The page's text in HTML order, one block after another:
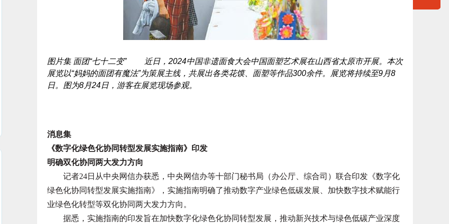
图片集 面团“七十二变” 近日，2024中国非遗面食大会中国面塑艺术展在山西省太原市开展。本次
展览以“妈妈的面团有魔法”为策展主线，共展出各类花馍、面塑等作品300余件。展览将持续至9月8
日。图为8月24日，游客在展览现场参观。
消息集
《数字化绿色化协同转型发展实施指南》印发
明确双化协同两大发力方向
记者24日从中央网信办获悉，中央网信办等十部门秘书局（办公厅、综合司）联合印发《数字化
绿色化协同转型发展实施指南》，实施指南明确了推动数字产业绿色低碳发展、加快数字技术赋能行
业绿色化转型等双化协同两大发力方向。
据悉，实施指南的印发旨在加快数字化绿色化协同转型发展，推动新兴技术与绿色低碳产业深度